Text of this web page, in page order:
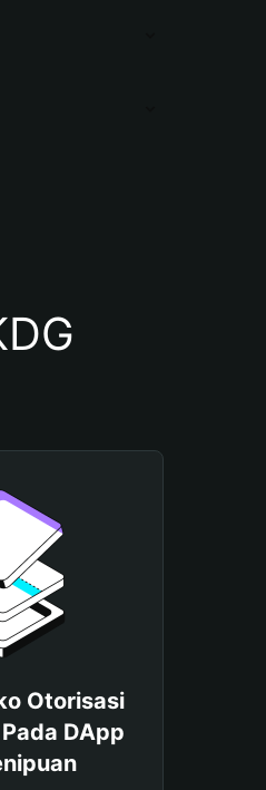
Otorisasi
DApp